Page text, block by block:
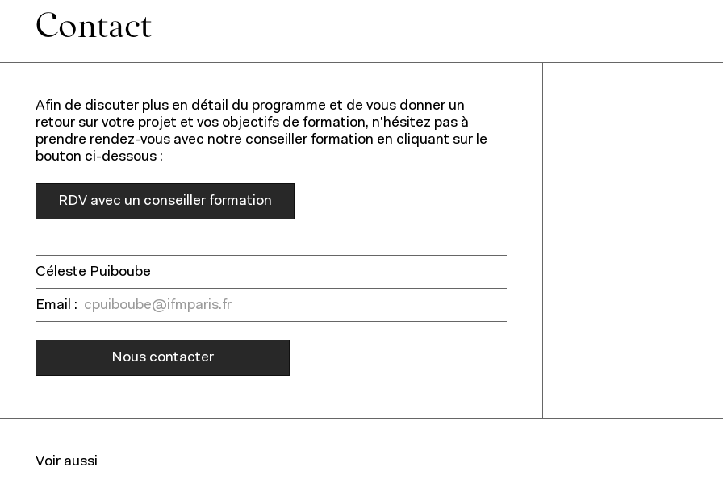
Contact
Afin de discuter plus en détail du programme et de vous donner un
retour sur votre projet et vos objectifs de formation, n'hésitez pas à
prendre rendez-vous avec notre conseiller formation en cliquant sur le
bouton ci-dessous :
RDV avec un conseiller formation
Céleste Puiboube
Email : cpuiboube@ifmparis.fr
Nous contacter
Voir aussi